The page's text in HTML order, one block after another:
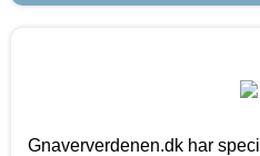
Gnaververdenen.dk har